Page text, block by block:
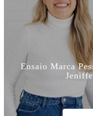
Ensaio Marca